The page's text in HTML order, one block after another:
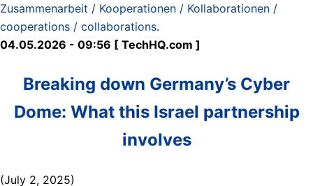
Zusammenarbeit / Kooperationen / Kollaborationen /
cooperations / collaborations.
04.05.2026 - 09:56 [ TechHQ.com ]
Breaking down Germany’s Cyber
Dome: What this Israel partnership
involves
(July 2, 2025)